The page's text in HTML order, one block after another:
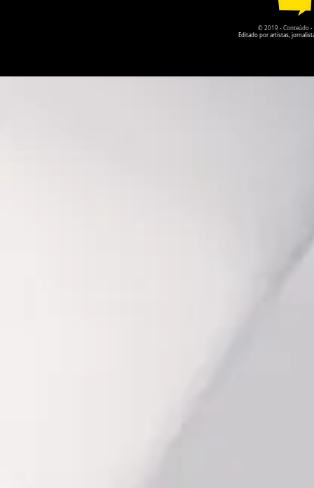
© 2019 - Conteúdo -
Editado por artistas,